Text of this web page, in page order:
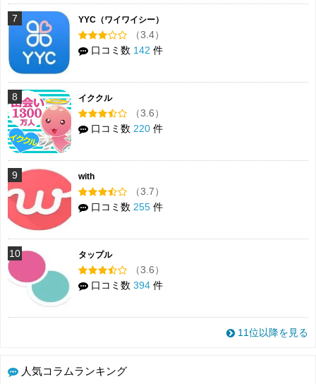
7 YYC（ワイワイシー）
（3.4）
口コミ数 142 件
8 イククル
（3.6）
口コミ数 220 件
9 with
（3.7）
口コミ数 255 件
10 タップル
（3.6）
口コミ数 394 件
11位以降を見る
人気コラムランキング